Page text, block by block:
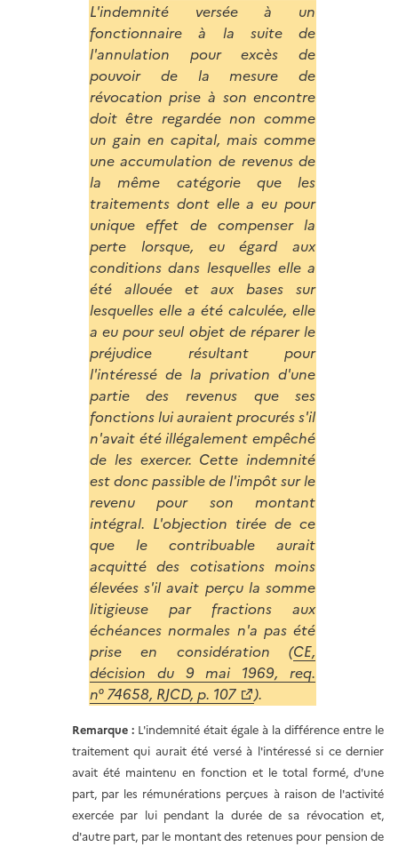
L'indemnité versée à un
fonctionnaire à la suite de
l'annulation pour excès de
pouvoir de la mesure de
révocation prise à son encontre
doit être regardée non comme
un gain en capital, mais comme
une accumulation de revenus de
la même catégorie que les
traitements dont elle a eu pour
unique effet de compenser la
perte lorsque, eu égard aux
conditions dans lesquelles elle a
été allouée et aux bases sur
lesquelles elle a été calculée, elle
a eu pour seul objet de réparer le
préjudice résultant pour
l'intéressé de la privation d'une
partie des revenus que ses
fonctions lui auraient procurés s'il
n'avait été illégalement empêché
de les exercer. Cette indemnité
est donc passible de l'impôt sur le
revenu pour son montant
intégral. L'objection tirée de ce
que le contribuable aurait
acquitté des cotisations moins
élevées s'il avait perçu la somme
litigieuse par fractions aux
échéances normales n'a pas été
prise en considération (CE,
décision du 9 mai 1969, req.
n° 74658, RJCD, p. 107
).
Remarque :L'indemnité était égale à la différence entre le
traitement qui aurait été versé à l'intéressé si ce dernier
avait été maintenu en fonction et le total formé, d'une
part, par les rémunérations perçues à raison de l'activité
exercée par lui pendant la durée de sa révocation et,
d'autre part, par le montant des retenues pour pension de